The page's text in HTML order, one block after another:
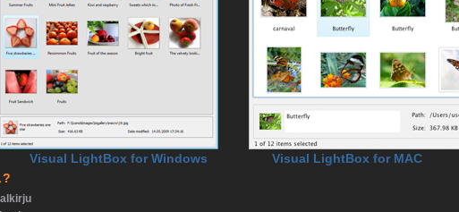
Visual LightBox for Windows
Visual LightBox for MAC